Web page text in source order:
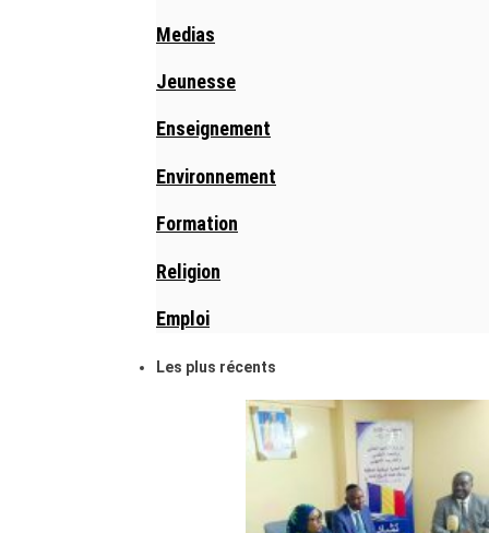
Medias
Jeunesse
Enseignement
Environnement
Formation
Religion
Emploi
Les plus récents